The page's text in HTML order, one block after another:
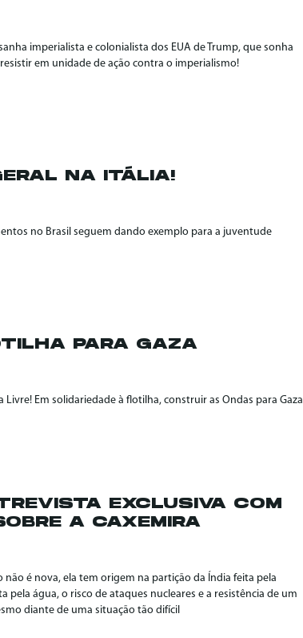
imperialista e colonialista dos EUA de Trump, que sonha
em unidade de ação contra o imperialismo!
NA ITÁLIA!
no Brasil seguem dando exemplo para a juventude
PARA GAZA
Em solidariedade à flotilha, construir as Ondas para Gaza
EXCLUSIVA COM
A CAXEMIRA
é nova, ela tem origem na partição da Índia feita pela
pela água, o risco de ataques nucleares e a resistência de um
diante de uma situação tão difícil